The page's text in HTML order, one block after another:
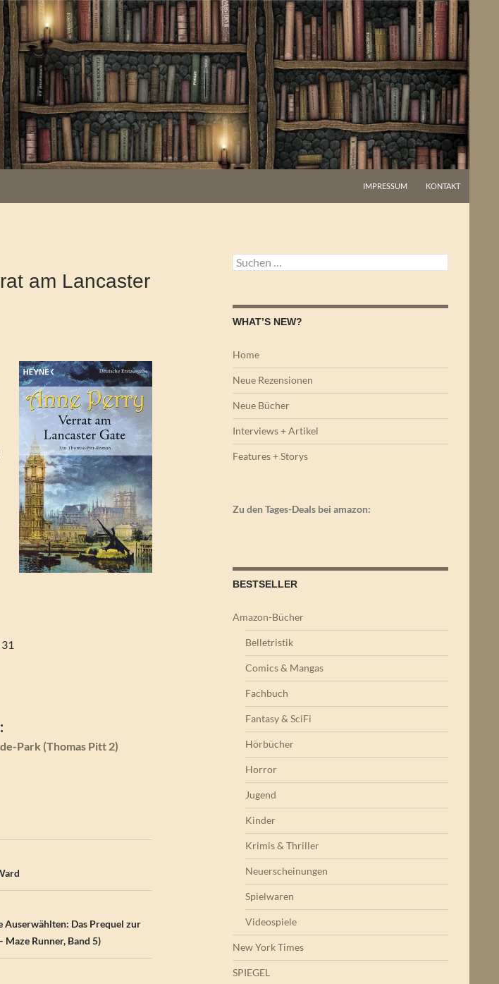
IMPRESSUM KONTAKT
am Lancaster
Park (Thomas Pitt 2)
Auserwählten: Das Prequel zur
Runner, Band 5)
Suchen
nach:
WHAT’S NEW?
Home
Neue Rezensionen
Neue Bücher
Interviews + Artikel
Features + Storys
Zu den Tages-Deals bei amazon:
BESTSELLER
Amazon-Bücher
Belletristik
Comics & Mangas
Fachbuch
Fantasy & SciFi
Hörbücher
Horror
Jugend
Kinder
Krimis & Thriller
Neuerscheinungen
Spielwaren
Videospiele
New York Times
SPIEGEL